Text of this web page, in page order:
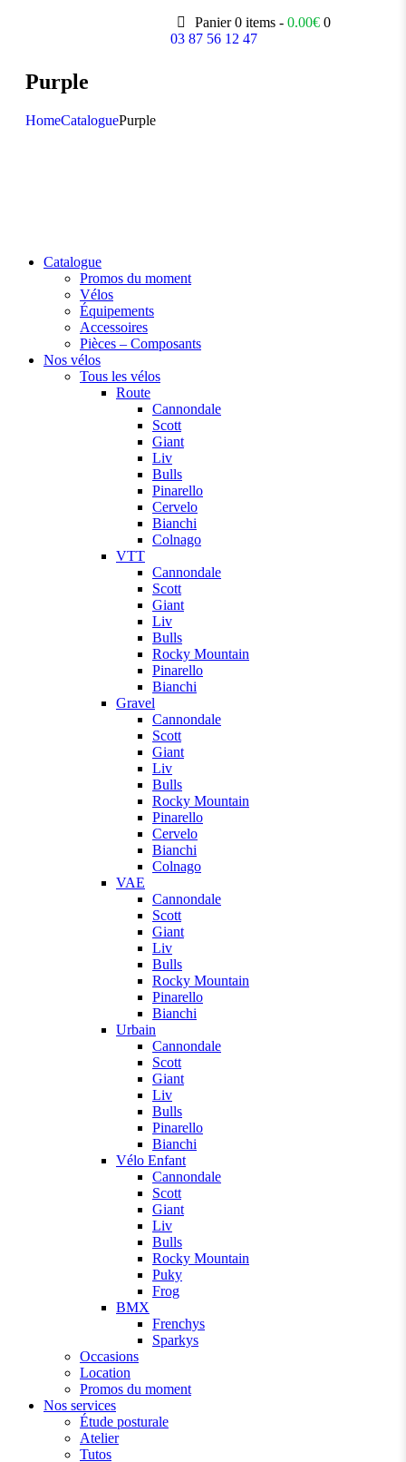
Panier 0 items - 0.00€ 0
03 87 56 12 47
Purple
HomeCataloguePurple
Catalogue
Promos du moment
Vélos
Équipements
Accessoires
Pièces – Composants
Nos vélos
Tous les vélos
Route
Cannondale
Scott
Giant
Liv
Bulls
Pinarello
Cervelo
Bianchi
Colnago
VTT
Cannondale
Scott
Giant
Liv
Bulls
Rocky Mountain
Pinarello
Bianchi
Gravel
Cannondale
Scott
Giant
Liv
Bulls
Rocky Mountain
Pinarello
Cervelo
Bianchi
Colnago
VAE
Cannondale
Scott
Giant
Liv
Bulls
Rocky Mountain
Pinarello
Bianchi
Urbain
Cannondale
Scott
Giant
Liv
Bulls
Pinarello
Bianchi
Vélo Enfant
Cannondale
Scott
Giant
Liv
Bulls
Rocky Mountain
Puky
Frog
BMX
Frenchys
Sparkys
Occasions
Location
Promos du moment
Nos services
Étude posturale
Atelier
Tutos